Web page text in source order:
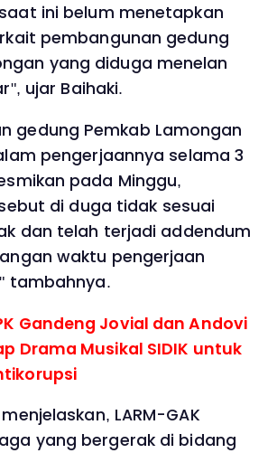
ini belum menetapkan
pembangunan gedung
yang diduga menelan
ujar Baihaki.
gedung Pemkab Lamongan
pengerjaannya selama 3
pada Minggu,
di duga tidak sesuai
dan telah terjadi addendum
waktu pengerjaan
tambahnya.
Gandeng Jovial dan Andovi
Drama Musikal SIDIK untuk
LARM-GAK
yang bergerak di bidang